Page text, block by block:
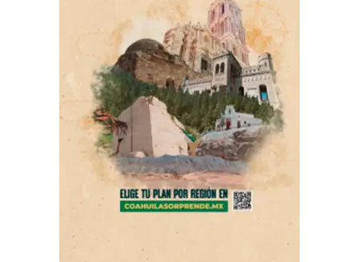
ADVERTISEMENT
Con Información Tomada de EL DIARIO DE COAHUILA